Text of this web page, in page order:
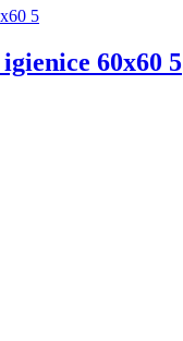
60x60 5